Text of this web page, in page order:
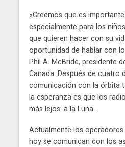
«Creemos que es
especialmente para los
que quieren hacer con su
oportunidad de hablar con
Phil A. McBride, presidente
Canada. Después de cuatro
comunicación con la órbita
la esperanza es que los
más lejos: a la Luna.
Actualmente los
hoy se comunican con los